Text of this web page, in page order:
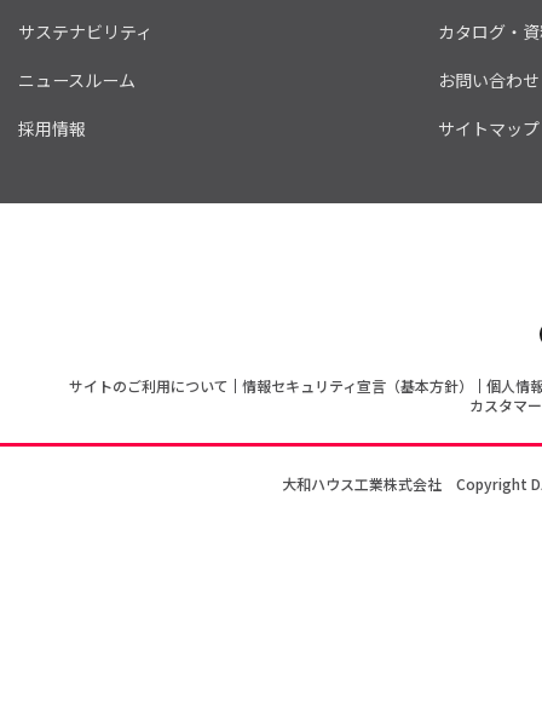
サステナビリティ
ニュースルーム
採用情報
カタログ・
お問い合わせ
サイトマップ
サイトのご利用について 情報セキュリティ宣言（基本方針）
個人情
カスタマ
大和ハウス工業株式会社 Copyright